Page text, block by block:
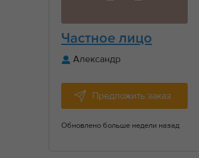
Частное лицо
Александр
Предложить заказ
Обновлено больше недели назад